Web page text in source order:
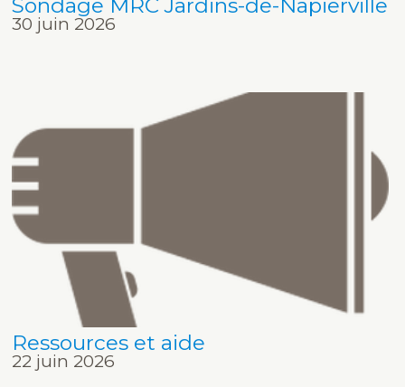
Sondage MRC Jardins-de-Napierville
30 juin 2026
Ressources et aide
22 juin 2026